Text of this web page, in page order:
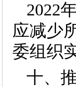
2022
应减少
委组织
十、